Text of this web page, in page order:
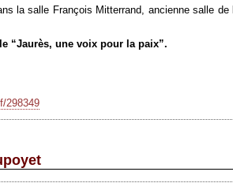
la salle François Mitterrand, ancienne salle de
“Jaurès, une voix pour la paix”.
298349